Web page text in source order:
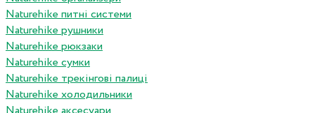
Naturehike питні системи
Naturehike рушники
Naturehike рюкзаки
Naturehike сумки
Naturehike трекінгові палиці
Naturehike холодильники